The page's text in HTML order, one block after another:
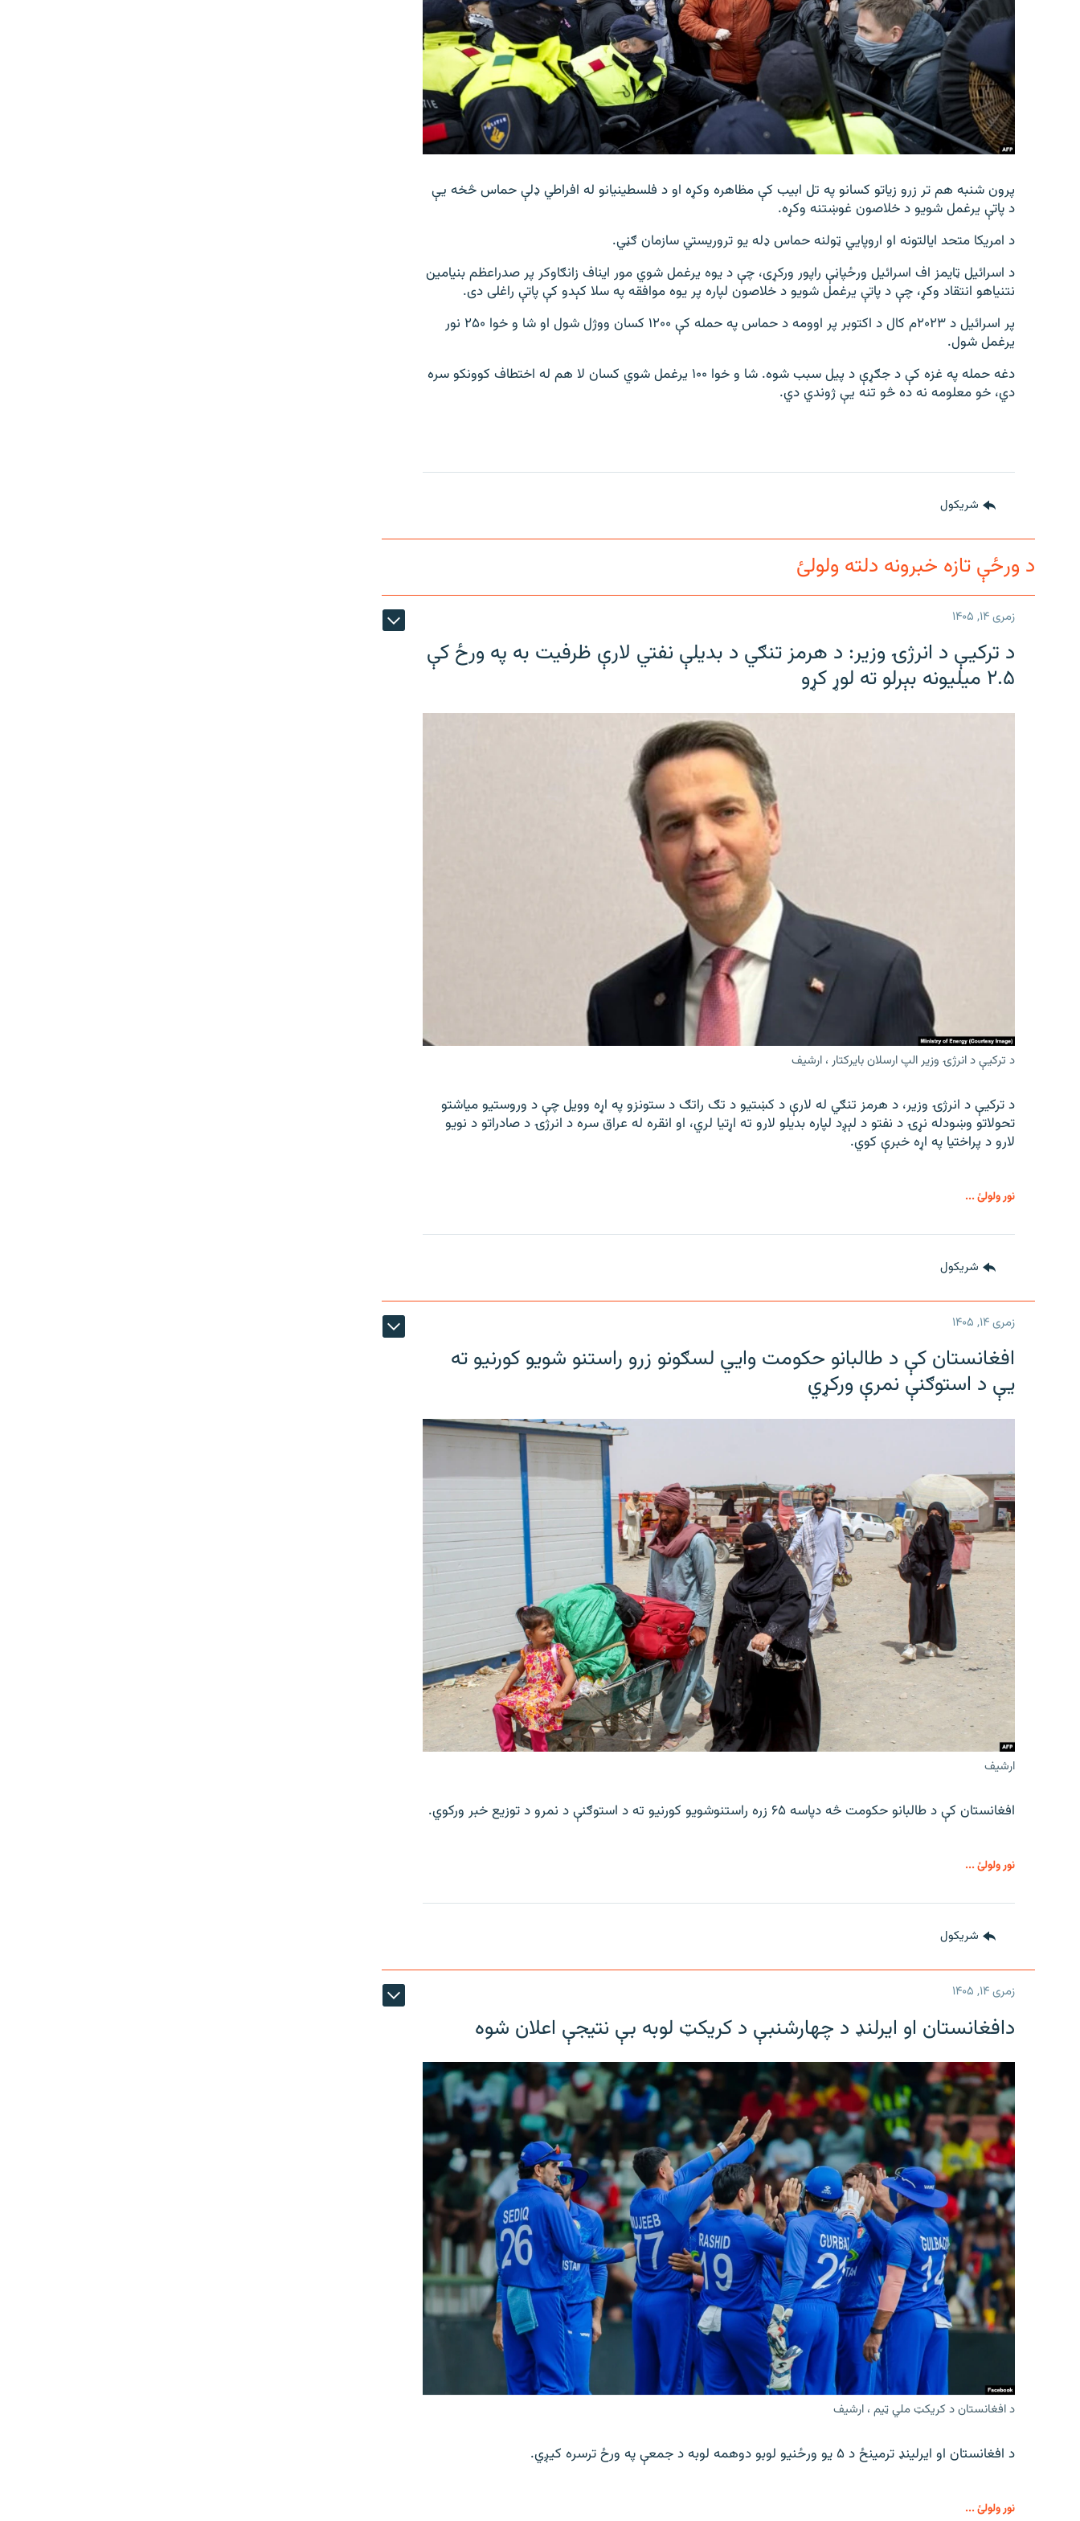
پرون شنبه هم تر زرو زیاتو کسانو په تل ابیب کې مظاهره وکړه او د فلسطینیانو له افراطي ډلې حماس څخه یې
د پاتې یرغمل شویو د خلاصون غوښتنه وکړه.
د امریکا متحد ایالتونه او اروپايي ټولنه حماس ډله یو تروریستي سازمان ګڼي.
د اسرائیل ټایمز اف اسرائیل ورځپاڼې راپور ورکړی، چې د یوه یرغمل شوي مور ایناف زانګاوکر پر صدراعظم بنیامین
نتنیاهو انتقاد وکړ، چې د پاتې یرغمل شویو د خلاصون لپاره پر یوه موافقه په سلا کېدو کې پاتې راغلی دی.
پر اسرائیل د ۲۰۲۳م کال د اکتوبر پر اوومه د حماس په حمله کې ۱۲۰۰ کسان ووژل شول او شا و خوا ۲۵۰ نور
یرغمل شول.
دغه حمله په غزه کې د جګړې د پیل سبب شوه. شا و خوا ۱۰۰ یرغمل شوي کسان لا هم له اختطاف کوونکو سره
دي، خو معلومه نه ده څو تنه یې ژوندي دي.
شريکول
د ورځې تازه خبرونه دلته ولولئ
زمری ۱۴, ۱۴۰۵
د ترکیې د انرژۍ وزیر: د هرمز تنګي د بدیلې نفتي لارې ظرفیت به په ورځ کې
۲.۵ میلیونه بېرلو ته لوړ کړو
د ترکیې د انرژۍ وزیر الپ ارسلان بایرکتار ، ارشیف
د ترکیې د انرژۍ وزیر، د هرمز تنګي له لارې د کښتیو د تګ راتګ د ستونزو په اړه وویل چې د وروستیو میاشتو
تحولاتو وښودله نړۍ د نفتو د لېږد لپاره بدیلو لارو ته اړتیا لري، او انقره له عراق سره د انرژۍ د صادراتو د نویو
لارو د پراختیا په اړه خبرې کوي.
نور ولولئ ...
شريکول
زمری ۱۴, ۱۴۰۵
افغانستان کې د طالبانو حکومت وايي لسګونو زرو راستنو شویو کورنیو ته
یې د استوګنې نمرې ورکړي
ارشیف
افغانستان کې د طالبانو حکومت څه دپاسه ۶۵ زره راستنوشویو کورنیو ته د استوګنې د نمرو د توزیع خبر ورکوي.
نور ولولئ ...
شريکول
زمری ۱۴, ۱۴۰۵
دافغانستان او ایرلنډ د چهارشنبې د کریکټ لوبه بې نتیجې اعلان شوه
د افغانستان د کریکټ ملي ټیم ، ارشیف
د افغانستان او ایرلینډ ترمینځ د ۵ یو ورځنیو لوبو دوهمه لوبه د جمعې په ورځ ترسره کیږي.
نور ولولئ ...